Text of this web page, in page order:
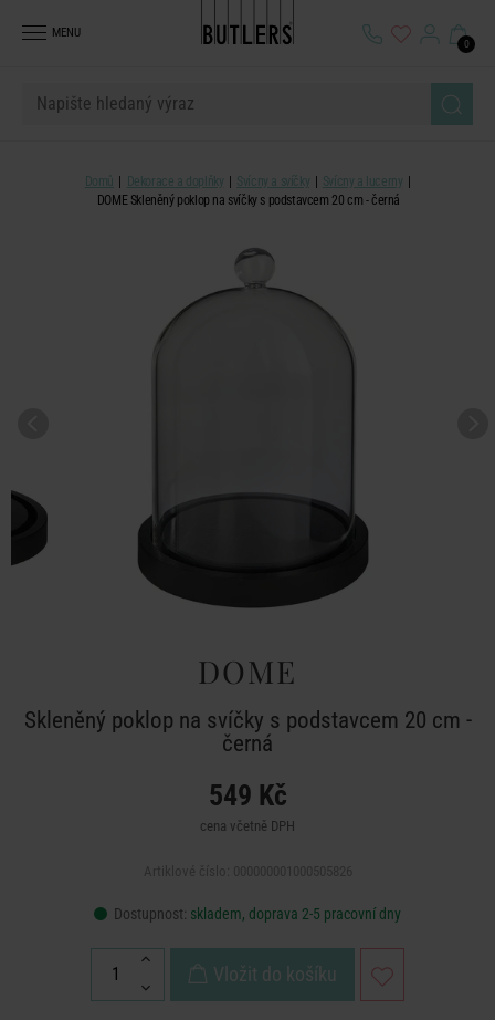
MENU
0
Domů Dekorace a doplňky Svícny a svíčky
Svícny a lucerny
DOME Skleněný poklop na svíčky s podstavcem 20 cm - černá
DOME
Skleněný poklop na svíčky s podstavcem 20 cm -
černá
549 Kč
cena včetně DPH
Dostupnost: skladem, doprava 2-5 pracovní dny
Vložit do košíku